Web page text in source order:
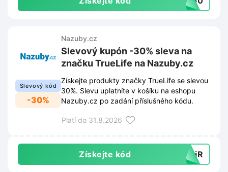
Slevový kód
-30%
Nazuby.cz
Slevový kupón -30% sleva na
značku TrueLife na Nazuby.cz
Získejte produkty značky TrueLife se slevou
30%. Slevu uplatníte v košíku na eshopu
Nazuby.cz po zadání příslušného kódu.
Platí do 31.8.2026
Získejte kód yyiR